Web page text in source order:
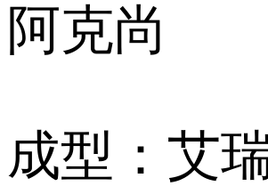
阿克尚
成型：艾